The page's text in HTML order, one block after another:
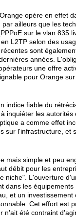
opère en effet
ailleurs que les
sur le vlan 835
L2TP selon des
sont
années.
une offre
pour Orange
indice fiable du
inquiéter les autorités
a comme effet
sur l'infrastructure, et
mais simple et peu
débit pour les
niche". L'ouverture
dans les équipements
et un investissement
Cet effort est
n'ait été contraint